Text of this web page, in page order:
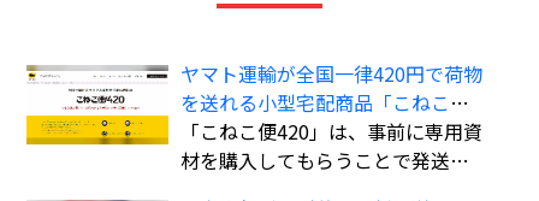
ヤマト運輸が全国一律420円で荷物
を送れる小型宅配商品「こねこ便
420」を全国展開
「こねこ便420」は、事前に専用資
材を購入してもらうことで発送時